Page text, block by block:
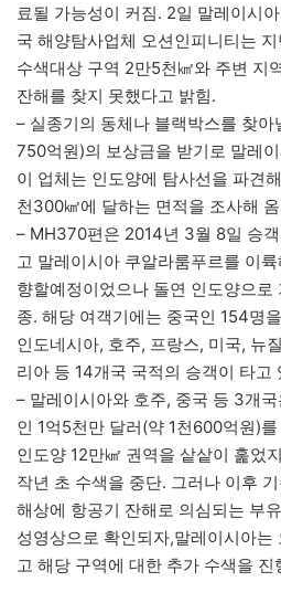
료될 가능성이 커짐. 2일 말레이시
국 해양탐사업체 오션인피니티는
수색대상 구역 2만5천㎢와 주변 지
잔해를 찾지 못했다고 밝힘.
– 실종기의 동체나 블랙박스를 찾
750억원)의 보상금을 받기로 말레
이 업체는 인도양에 탐사선을 파견
천300㎢에 달하는 면적을 조사해
– MH370편은 2014년 3월 8일 승
고 말레이시아 쿠알라룸푸르를 이
향할예정이었으나 돌연 인도양으로
종. 해당 여객기에는 중국인 154명
인도네시아, 호주, 프랑스, 미국, 뉴
리아 등 14개국 국적의 승객이 타고
– 말레이시아와 호주, 중국 등 3개
인 1억5천만 달러(약 1천600억원)
인도양 12만㎢ 권역을 샅샅이 훑었
작년 초 수색을 중단. 그러나 이후
해상에 항공기 잔해로 의심되는 부
성영상으로 확인되자,말레이시아는
고 해당 구역에 대한 추가 수색을 진